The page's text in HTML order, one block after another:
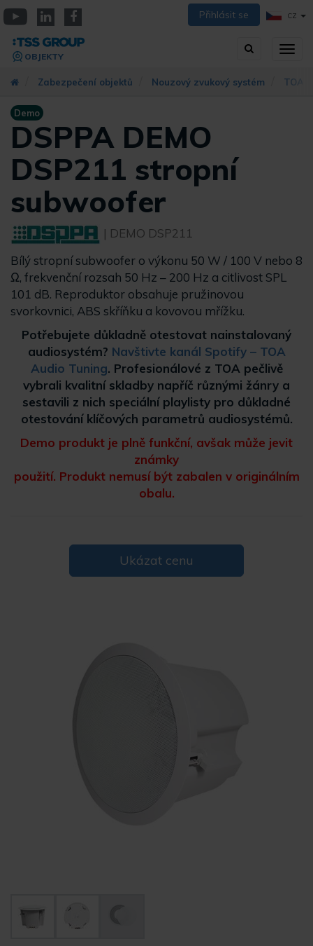
Přejít
k
hlavnímu
obsahu
Přihlásit se CZ
Vyhledávání
OBJEKTY
Zabezpečení objektů Nouzový zvukový systém TOA
Demo
DSPPA DEMO
DSP211 stropní
subwoofer
| DEMO DSP211
Bílý stropní subwoofer o výkonu 50 W / 100 V nebo 8
Ω, frekvenční rozsah 50 Hz – 200 Hz a citlivost SPL
101 dB. Reproduktor obsahuje pružinovou
svorkovnici, ABS skříňku a kovovou mřížku.
Potřebujete důkladně otestovat nainstalovaný
audiosystém? Navštivte kanál Spotify – TOA
Audio Tuning. Profesionálové z TOA pečlivě
vybrali kvalitní skladby napříč různými žánry a
sestavili z nich speciální playlisty pro důkladné
otestování klíčových parametrů audiosystémů.
Demo produkt je plně funkční, avšak může jevit
známky
použití. Produkt nemusí být zabalen v originálním
obalu.
Ukázat cenu